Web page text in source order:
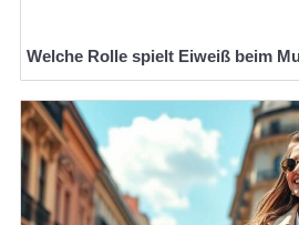
Welche Rolle spielt Eiweiß beim